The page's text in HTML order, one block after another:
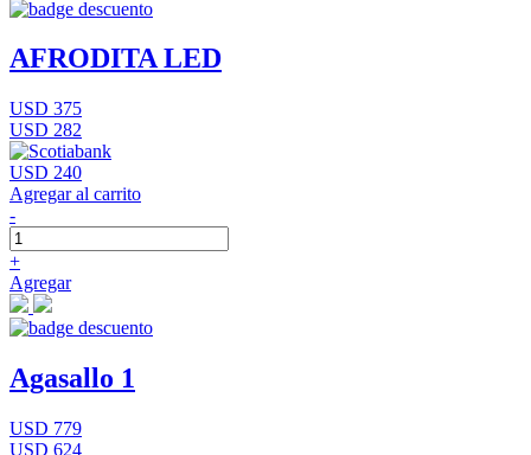
AFRODITA LED
USD 375
USD 282
USD 240
Agregar al carrito
-
+
Agregar
Agasallo 1
USD 779
USD 624